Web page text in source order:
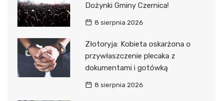
Dożynki Gminy Czernica!
8 sierpnia 2026
Złotoryja: Kobieta oskarżona o
przywłaszczenie plecaka z
dokumentami i gotówką
8 sierpnia 2026